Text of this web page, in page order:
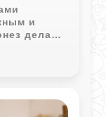
и
делают